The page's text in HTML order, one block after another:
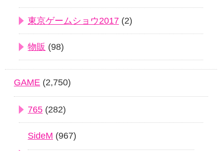
東京ゲームショウ2017 (2)
物販 (98)
GAME (2,750)
765 (282)
SideM (967)